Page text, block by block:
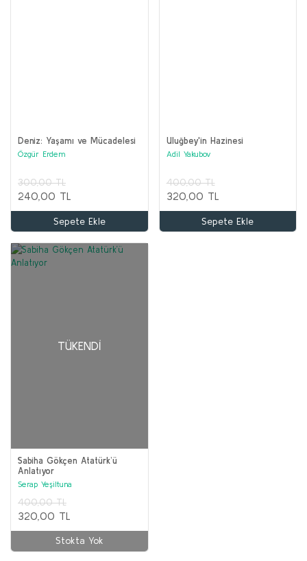
Deniz: Yaşamı ve Mücadelesi
Özgür Erdem
300,00 TL
240,00 TL
Sepete Ekle
Uluğbey'in Hazinesi
Adil Yakubov
400,00 TL
320,00 TL
Sepete Ekle
TÜKENDI
Sabiha Gökçen Atatürk’ü
Anlatıyor
Serap Yeşiltuna
400,00 TL
320,00 TL
Stokta Yok